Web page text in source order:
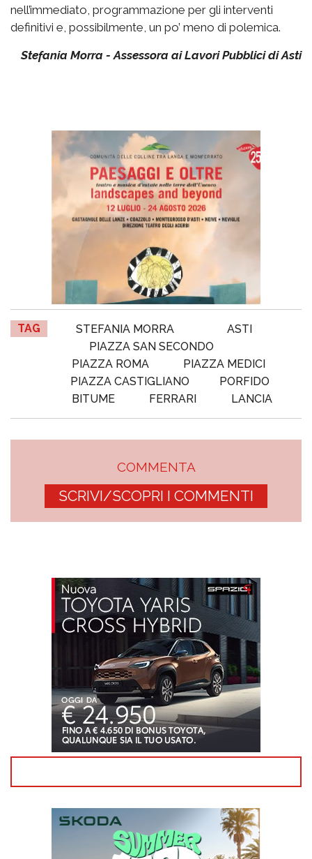
nell’immediato, programmazione per gli interventi
definitivi e, possibilmente, un po’ meno di polemica.
Stefania Morra - Assessora ai Lavori Pubblici di Asti
TAG STEFANIA MORRA
ASTI
PIAZZA SAN SECONDO
PIAZZA ROMA
PIAZZA MEDICI
PIAZZA CASTIGLIANO
PORFIDO
BITUME
FERRARI LANCIA
COMMENTA
SCRIVI/SCOPRI I COMMENTI